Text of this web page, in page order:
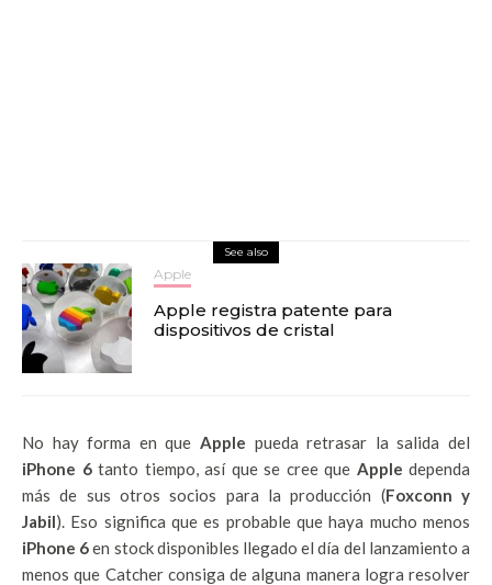
See also
Apple
Apple registra patente para
dispositivos de cristal
No hay forma en que Apple pueda retrasar la salida del
iPhone 6tanto tiempo, así que se cree que Apple dependa
más de sus otros socios para la producción (Foxconn y
Jabil). Eso significa que es probable que haya mucho menos
iPhone 6en stock disponibles llegado el día del lanzamiento a
menos que Catcher consiga de alguna manera logra resolver